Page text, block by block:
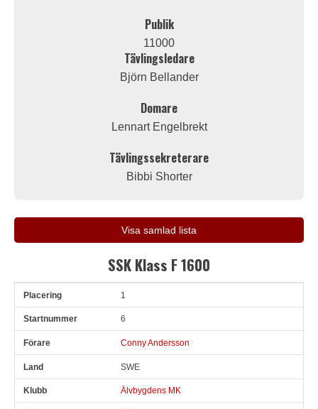
Publik
11000
Tävlingsledare
Björn Bellander
Domare
Lennart Engelbrekt
Tävlingssekreterare
Bibbi Shorter
Visa samlad lista
SSK Klass F 1600
Pl Snr 1
6
Conny Andersson
SWE
Älvbygdens MK